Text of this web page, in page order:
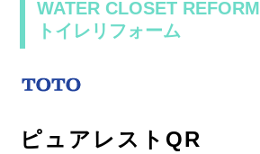
WATER CLOSET REFORM
トイレリフォーム
ピュアレストQR